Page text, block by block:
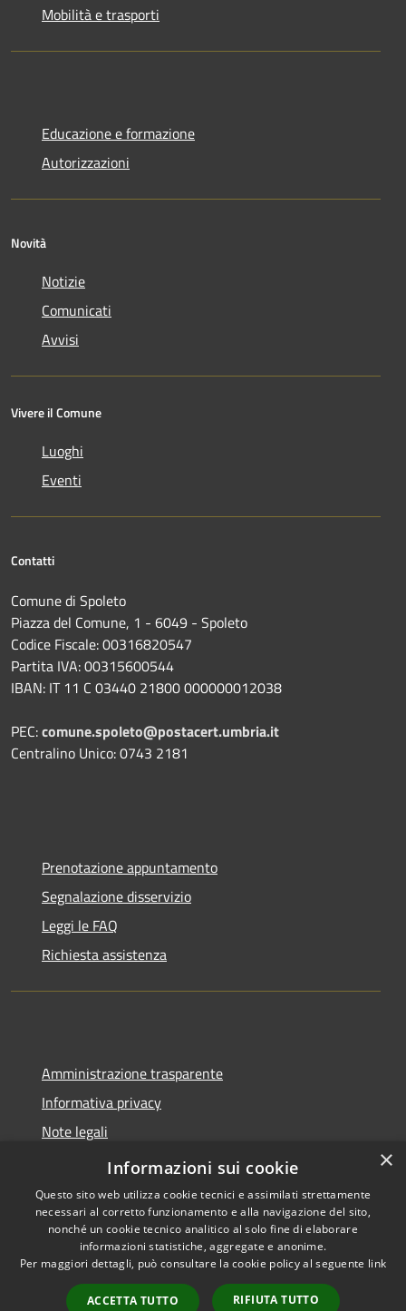
Mobilità e trasporti
Educazione e formazione
Autorizzazioni
Novità
Notizie
Comunicati
Avvisi
Vivere il Comune
Luoghi
Eventi
Contatti
Comune di Spoleto
Piazza del Comune, 1 - 6049 - Spoleto
Codice Fiscale: 00316820547
Partita IVA: 00315600544
IBAN: IT 11 C 03440 21800 000000012038
PEC:comune.spoleto@postacert.umbria.it
Centralino Unico: 0743 2181
Prenotazione appuntamento
Segnalazione disservizio
Leggi le FAQ
Richiesta assistenza
Amministrazione trasparente
Informativa privacy
Note legali
Dichiarazione di accessibilità
Accessibilità
Copyright © 2026 • Comune di
Spoleto • Powered by
Municipium•
Accesso
×
Informazioni sui cookie
Questo sito web utilizza cookie tecnici e assimilati strettamente
necessari al corretto funzionamento e alla navigazione del sito,
nonché un cookie tecnico analitico al solo fine di elaborare
informazioni statistiche, aggregate e anonime.
Per maggiori dettagli, può consultare la cookie policy al seguente link
ACCETTA TUTTO RIFIUTA TUTTO